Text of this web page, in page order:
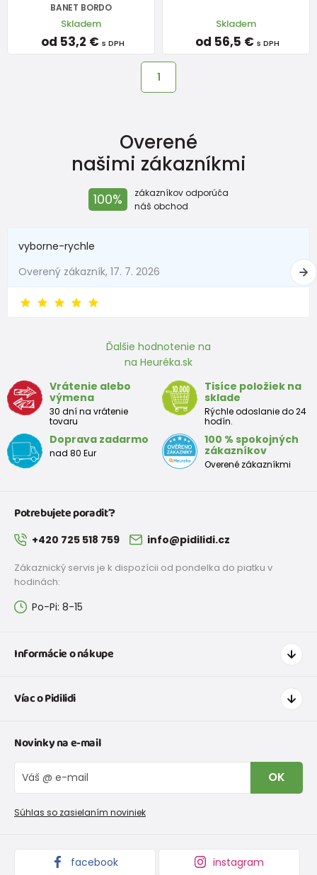
BANET BORDO
Skladem
od 53,2 € s DPH
Skladem
od 56,5 € s DPH
1
Overené
našimi zákazníkmi
100%
zákazníkov odporúča
náš obchod
vyborne-rychle
Overený zákazník, 17. 7. 2026
Ďalšie hodnotenie na
na Heuréka.sk
Vrátenie alebo
výmena
30 dní na vrátenie
tovaru
Tisíce položiek na
sklade
Rýchle odoslanie do 24
hodín.
Doprava zadarmo
nad 80 Eur
100 % spokojných
zákazníkov
Overené zákazníkmi
Potrebujete poradiť?
+420 725 518 759 info@pidilidi.cz
Zákaznický servis je k dispozícii od pondelka do piatku v
hodinách:
Po-Pi: 8-15
Informácie o nákupe
Doprava a platba
Tabuľka veľkostí obuvi
Vrátenie tovaru a reklamacie
Reklamačný poriadok
Víac o Pidilidi
O nás
Blog
Veľkoobchod PiDiLiDi
Kolekcie tovaru
Novinky na e-mail
OK
Súhlas so zasielaním noviniek
facebook instagram